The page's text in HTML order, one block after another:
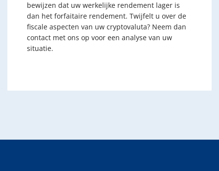
bewijzen dat uw werkelijke rendement lager is
dan het forfaitaire rendement. Twijfelt u over de
fiscale aspecten van uw cryptovaluta? Neem dan
contact met ons op voor een analyse van uw
situatie.